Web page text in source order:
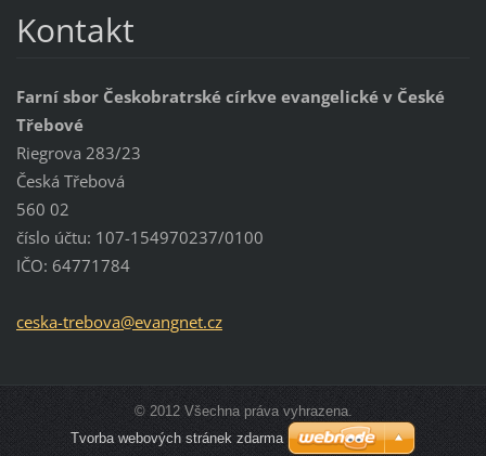
Kontakt
Farní sbor Českobratrské církve evangelické v České
Třebové
Riegrova 283/23
Česká Třebová
560 02
číslo účtu: 107-154970237/0100
IČO: 64771784
ceska-trebova@evangnet.cz
© 2012 Všechna práva vyhrazena.
Tvorba webových stránek zdarma